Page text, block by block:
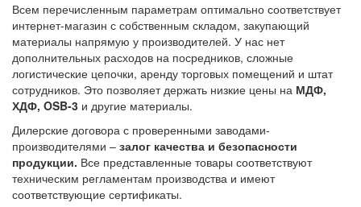
Всем перечисленным параметрам оптимально соответствует
интернет-магазин с собственным складом, закупающий
материалы напрямую у производителей. У нас нет
дополнительных расходов на посредников, сложные
логистические цепочки, аренду торговых помещений и штат
сотрудников. Это позволяет держать низкие цены на МДФ,
ХДФ, OSB-3 и другие материалы.
Дилерские договора с проверенными заводами-
производителями – залог качества и безопасности
продукции. Все представленные товары соответствуют
техническим регламентам производства и имеют
соответствующие сертификаты.